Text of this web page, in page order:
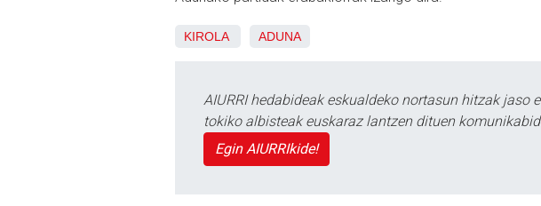
KIROLA ADUNA
AIURRI hedabideak eskualdeko nortasun hitzak jaso
tokiko albisteak euskaraz lantzen dituen
Egin AIURRIkide!